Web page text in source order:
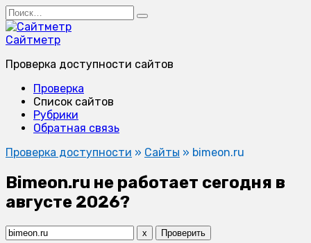
Перейти
к
содержанию
Search
for:
Сайтметр
Проверка доступности сайтов
Проверка
Список сайтов
Рубрики
Обратная связь
Проверка доступности » Сайты » bimeon.ru
Bimeon.ru не работает сегодня в
августе 2026?
x Проверить